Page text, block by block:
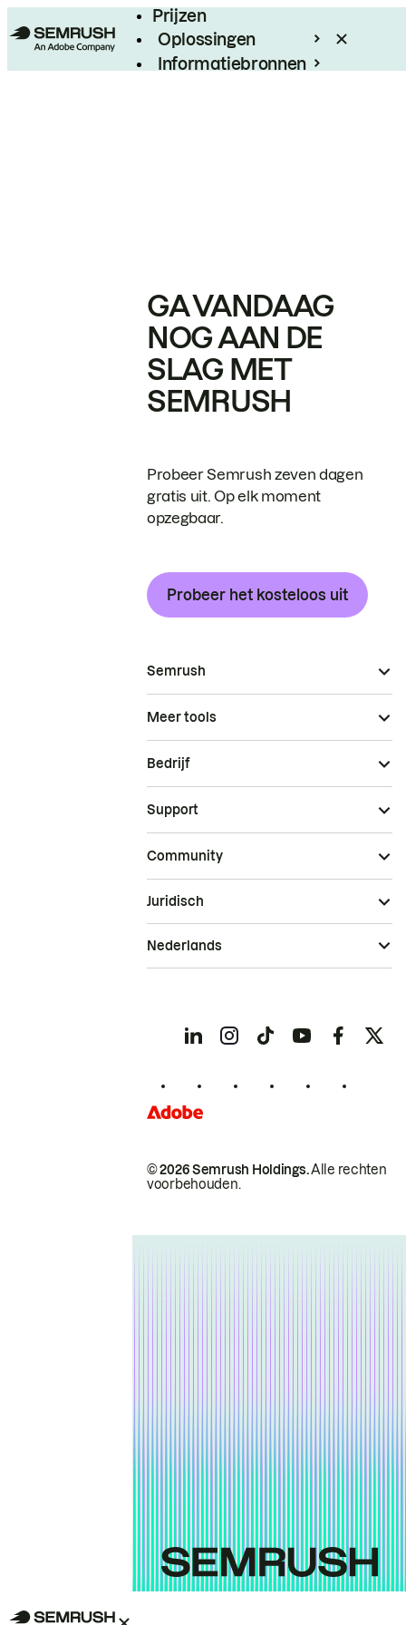
Prijzen
Oplossingen
Informatiebronnen
GA VANDAAG
NOG AAN DE
SLAG MET
SEMRUSH
Probeer Semrush zeven dagen
gratis uit. Op elk moment
opzegbaar.
Probeer het kosteloos uit
Semrush
Meer tools
Bedrijf
Support
Community
© 2026 Semrush Holdings.Alle rechten
voorbehouden.
Juridisch
Nederlands